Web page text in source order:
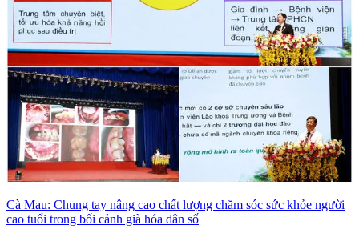
Cà Mau: Chung tay nâng cao chất lượng chăm sóc sức khỏe người
cao tuổi trong bối cảnh già hóa dân số